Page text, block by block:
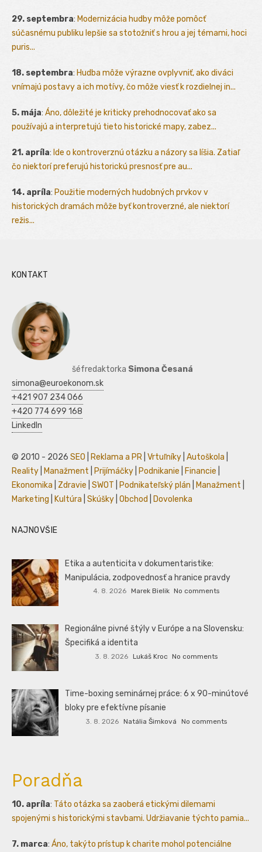
29. septembra: Modernizácia hudby môže pomôcť
súčasnému publiku lepšie sa stotožniť s hrou a jej témami, hoci
puris...
18. septembra: Hudba môže výrazne ovplyvniť, ako diváci
vnímajú postavy a ich motívy, čo môže viesť k rozdielnej in...
5. mája: Áno, dôležité je kriticky prehodnocovať ako sa
používajú a interpretujú tieto historické mapy, zabez...
21. apríla: Ide o kontroverznú otázku a názory sa líšia. Zatiaľ
čo niektorí preferujú historickú presnosť pre au...
14. apríla: Použitie moderných hudobných prvkov v
historických dramách môže byť kontroverzné, ale niektorí
režis...
KONTAKT
šéfredaktorka Simona Česaná
simona@euroekonom.sk
+421 907 234 066
+420 774 699 168
LinkedIn
© 2010 - 2026 SEO Reklama a PR Vrtuľníky Autoškola
Reality
Manažment Prijímáčky Podnikanie Financie
Ekonomika
Zdravie SWOT Podnikateľský plán Manažment
Marketing
Kultúra Skúšky Obchod Dovolenka
NAJNOVŠIE
Etika a autenticita v dokumentaristike:
Manipulácia, zodpovednosť a hranice pravdy
4. 8. 2026 Marek Bielik No comments
Regionálne pivné štýly v Európe a na Slovensku:
Špecifiká a identita
3. 8. 2026 Lukáš Kroc No comments
Time-boxing seminárnej práce: 6 x 90-minútové
bloky pre efektívne písanie
3. 8. 2026 Natália Šimková No comments
Poradňa
10. apríla: Táto otázka sa zaoberá etickými dilemami
spojenými s historickými stavbami. Udržiavanie týchto pamia...
7. marca: Áno, takýto prístup k charite mohol potenciálne